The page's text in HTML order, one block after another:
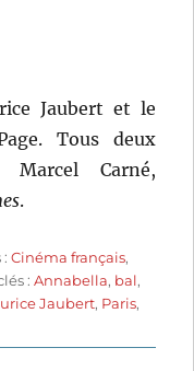
Jaubert et le
Tous deux
Marcel Carné,
.
:Cinéma français,
:Annabella, bal,
Jaubert, Paris,